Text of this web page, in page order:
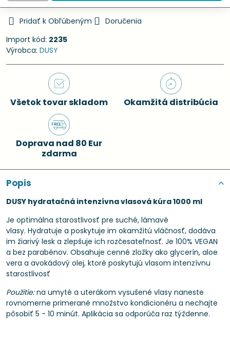
Pridať k Obľúbeným
Doručenia
Import kód: 2235
Výrobca: DUSY
Všetok tovar skladom Okamžitá distribúcia
Doprava nad 80 Eur
zdarma
Popis
DUSY hydratačná intenzívna vlasová kúra 1000 ml
Je optimálna starostlivosť pre suché, lámavé
vlasy. Hydratuje a poskytuje im okamžitú vláčnosť, dodáva
im žiarivý lesk a zlepšuje ich rozčesateľnosť. Je 100% VEGAN
a bez parabénov. Obsahuje cenné zložky ako glycerín, aloe
vera a avokádový olej, ktoré poskytujú vlasom intenzívnu
starostlivosť
Použitie:na umyté a uterákom vysušené vlasy naneste
rovnomerne primerané množstvo kondicionéru a nechajte
pôsobiť 5 - 10 minút. Aplikácia sa odporúča raz týždenne.